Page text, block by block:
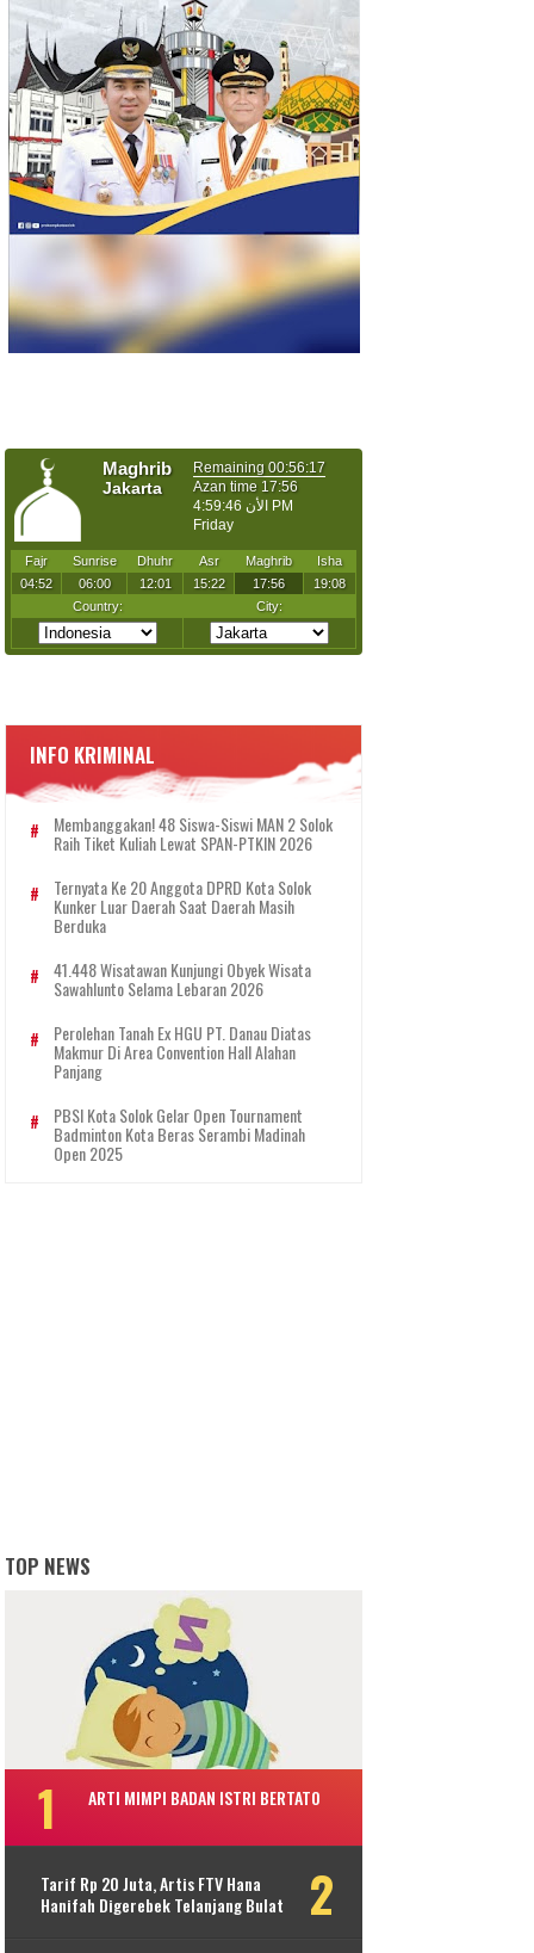
INFO KRIMINAL
Membanggakan! 48 Siswa-Siswi MAN 2 Solok
Raih Tiket Kuliah Lewat SPAN-PTKIN 2026
Ternyata Ke 20 Anggota DPRD Kota Solok
Kunker Luar Daerah Saat Daerah Masih
Berduka
41.448 Wisatawan Kunjungi Obyek Wisata
Sawahlunto Selama Lebaran 2026
Perolehan Tanah Ex HGU PT. Danau Diatas
Makmur Di Area Convention Hall Alahan
Panjang
PBSI Kota Solok Gelar Open Tournament
Badminton Kota Beras Serambi Madinah
Open 2025
TOP NEWS
ARTI MIMPI BADAN ISTRI BERTATO
Tarif Rp 20 Juta, Artis FTV Hana
Hanifah Digerebek Telanjang Bulat